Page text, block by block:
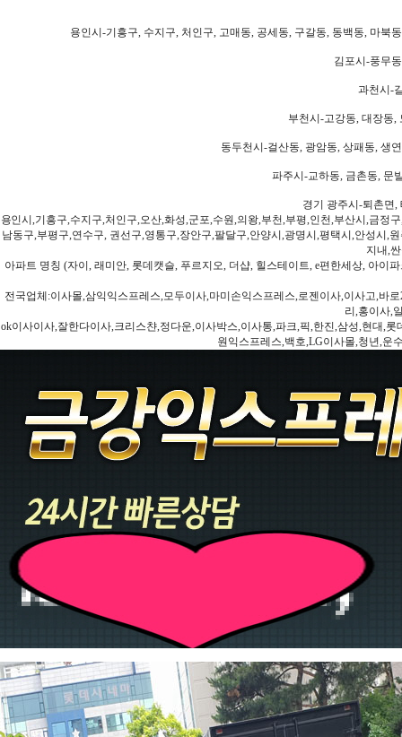
용인시-기흥구, 수지구, 처인구, 고매동, 공세동, 구갈동, 동백동, 마북
김포시-풍무
과천시-
부천시-고강동, 대장동,
동두천시-걸산동, 광암동, 상패동, 생
파주시-교하동, 금촌동, 문
경기 광주시-퇴촌면,
용인시,기흥구,수지구,처인구,오산,화성,군포,수원,의왕,부천,부평,인천,부산시,금
남동구,부평구,연수구, 권선구,영통구,장안구,팔달구,안양시,광명시,평택시,안성시,
지내,
아파트 명칭 (자이, 래미안, 롯데캣슬, 푸르지오, 더샵, 힐스테이트, e편한세상, 아이
전국업체:이사몰,삼익익스프레스,모두이사,마미손익스프레스,로젠이사,이사고,바
리,홍이사,
ok이사이사,잘한다이사,크리스챤,정다운,이사박스,이사통,파크,픽,한진,삼성,현대,
원익스프레스,백호,LG이사몰,청년,운